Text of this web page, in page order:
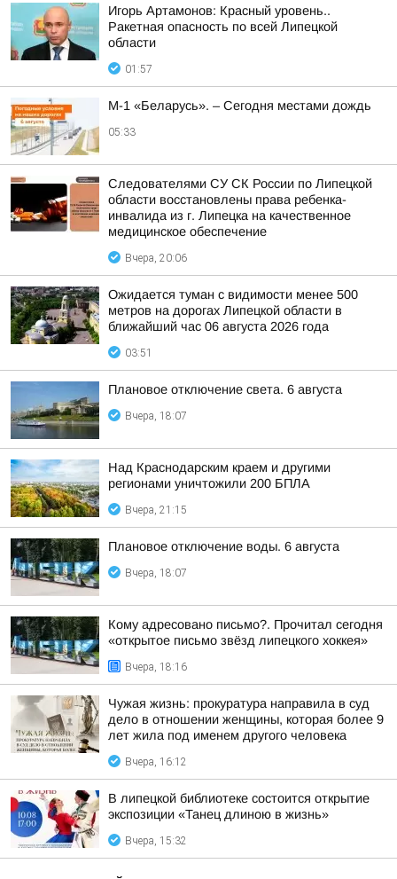
Игорь Артамонов: Красный уровень..
Ракетная опасность по всей Липецкой
области
01:57
М-1 «Беларусь». – Сегодня местами дождь
05:33
Следователями СУ СК России по Липецкой
области восстановлены права ребенка-
инвалида из г. Липецка на качественное
медицинское обеспечение
Вчера, 20:06
Ожидается туман с видимости менее 500
метров на дорогах Липецкой области в
ближайший час 06 августа 2026 года
03:51
Плановое отключение света. 6 августа
Вчера, 18:07
Над Краснодарским краем и другими
регионами уничтожили 200 БПЛА
Вчера, 21:15
Плановое отключение воды. 6 августа
Вчера, 18:07
Кому адресовано письмо?. Прочитал сегодня
«открытое письмо звёзд липецкого хоккея»
Вчера, 18:16
Чужая жизнь: прокуратура направила в суд
дело в отношении женщины, которая более 9
лет жила под именем другого человека
Вчера, 16:12
В липецкой библиотеке состоится открытие
экспозиции «Танец длиною в жизнь»
Вчера, 15:32